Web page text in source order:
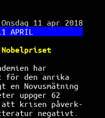
11 apr 2018
11 APRIL
Nobelpriset
har
för den anrika
Novusmätning
uppger 62
krisen påverk-
negativt.